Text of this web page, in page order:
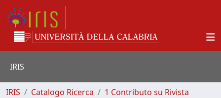
IRIS
IRIS Catalogo Ricerca
1 Contributo su Rivista